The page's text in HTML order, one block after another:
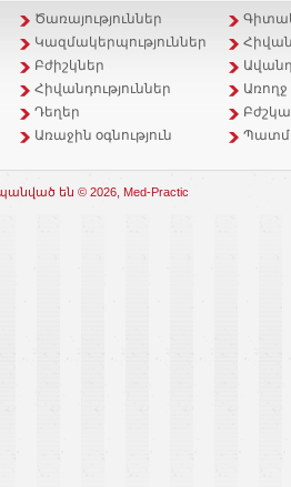
Ծառայություններ
Կազմակերպություններ
Բժիշկներ
Հիվանդություններ
Դեղեր
Առաջին օգնություն
են © 2026, Med-Practic